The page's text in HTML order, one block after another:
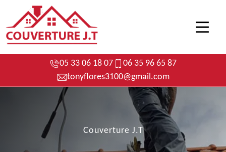
05 33 06 18 07
06 35 96 65 87
tonyflores3100@gmail.com
Couverture J.T